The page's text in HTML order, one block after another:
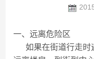
一、远离危险区
如果在街道行走时